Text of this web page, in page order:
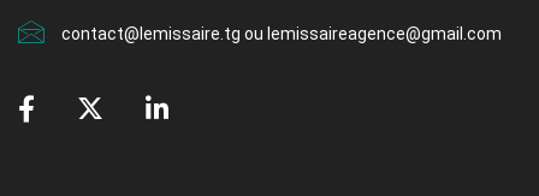
contact@lemissaire.tg ou lemissaireagence@gmail.com